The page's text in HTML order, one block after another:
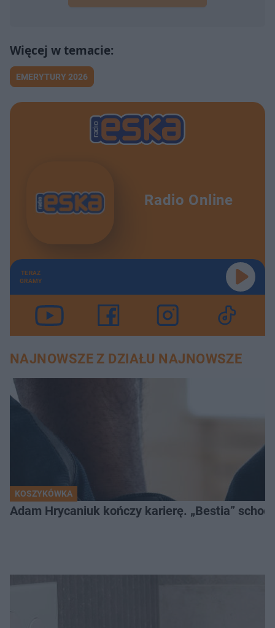
EMERYTURY 2026
Radio Online
TERAZ
GRAMY
NAJNOWSZE Z DZIAŁU NAJNOWSZE
KOSZYKÓWKA
Adam Hrycaniuk kończy karierę. „Bestia”